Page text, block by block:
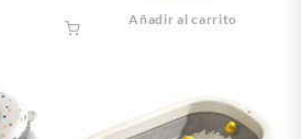
Añadir al carrito